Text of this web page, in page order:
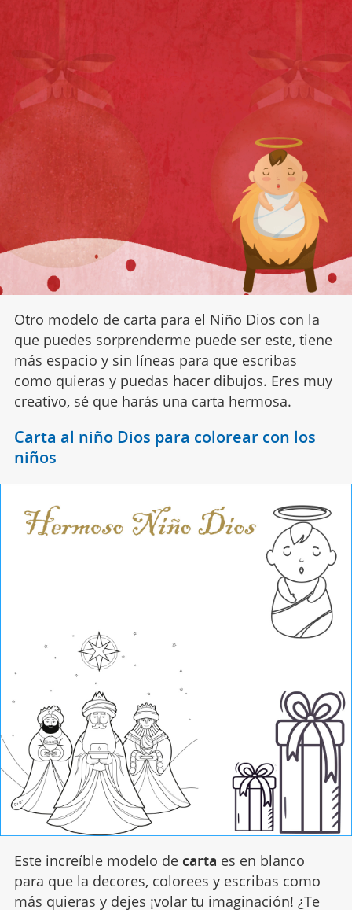
Otro modelo de carta para el Niño Dios con la
que puedes sorprenderme puede ser este, tiene
más espacio y sin líneas para que escribas
como quieras y puedas hacer dibujos. Eres muy
creativo, sé que harás una carta hermosa.
Carta al niño Dios para colorear con los
niños
Este increíble modelo de carta es en blanco
para que la decores, colorees y escribas como
más quieras y dejes ¡volar tu imaginación! ¿Te